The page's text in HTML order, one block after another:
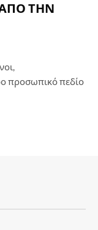
ΤΗΝ
προσωπικό πεδίο